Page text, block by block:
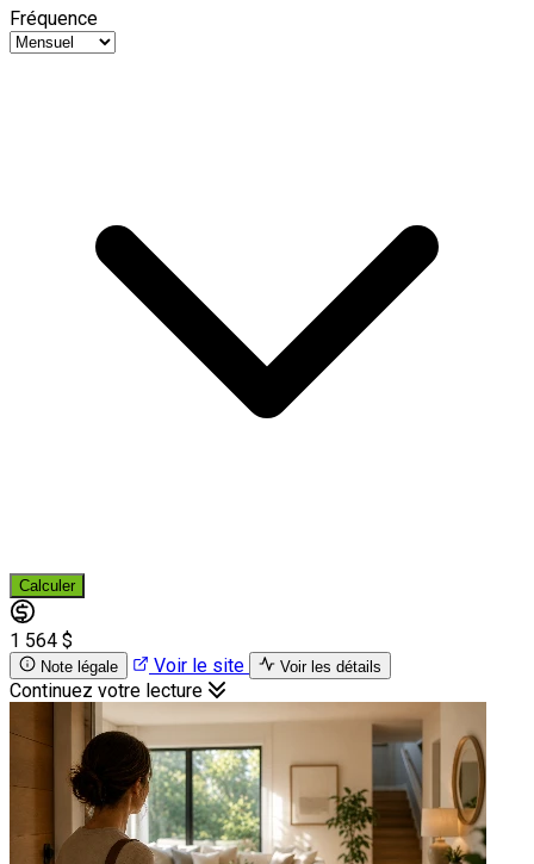
Fréquence
Calculer
1 564 $
Note légale Voir le site Voir les détails
Continuez votre lecture